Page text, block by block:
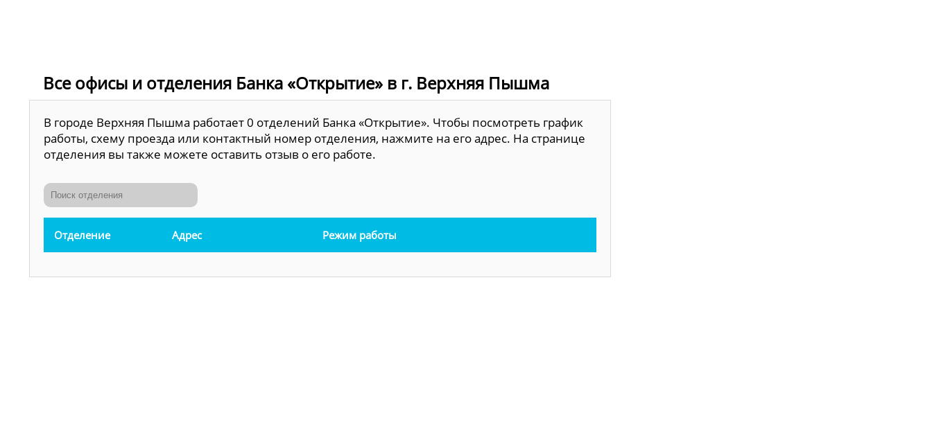
Все офисы и отделения Банка «Открытие» в г. Верхняя Пышма
В городе Верхняя Пышма работает 0 отделений Банка «Открытие». Чтобы посмотреть график
работы, схему проезда или контактный номер отделения, нажмите на его адрес. На странице
отделения вы также можете оставить отзыв о его работе.
Отделение Адрес Режим работы